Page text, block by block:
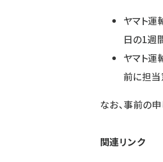
ヤマト
日の1週
ヤマト
前に担
なお、事前の
関連リンク